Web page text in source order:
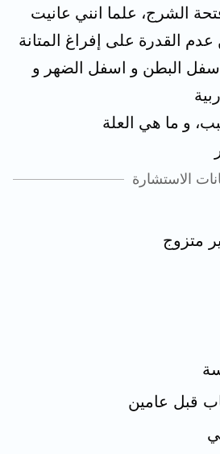
الشرج، علما انني عانيت
القدرة على إفراغ المتانة
البطن و اسفل الضهر و
و ما هي العلة
الاستشارة
متزوج
قبل عامين